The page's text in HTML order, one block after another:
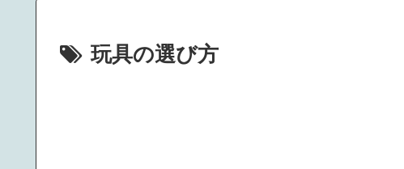
玩具の選び方